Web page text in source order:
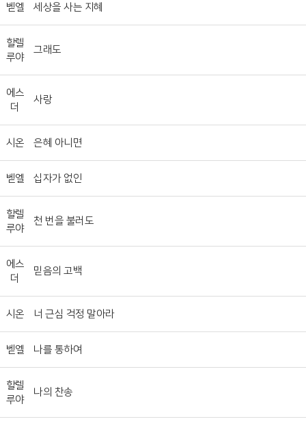
벧엘 세상을 사는 지혜
할렐
루야
그래도
에스
더
사랑
시온 은혜 아니면
벧엘 십자가 없인
할렐
루야
천 번을 불러도
에스
더
믿음의 고백
시온 너 근심 걱정 말아라
벧엘 나를 통하여
할렐
루야
나의 찬송